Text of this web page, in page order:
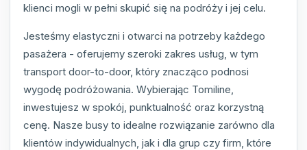
klienci mogli w pełni skupić się na podróży i jej celu.
Jesteśmy elastyczni i otwarci na potrzeby każdego
pasażera - oferujemy szeroki zakres usług, w tym
transport door-to-door, który znacząco podnosi
wygodę podróżowania. Wybierając Tomiline,
inwestujesz w spokój, punktualność oraz korzystną
cenę. Nasze busy to idealne rozwiązanie zarówno dla
klientów indywidualnych, jak i dla grup czy firm, które